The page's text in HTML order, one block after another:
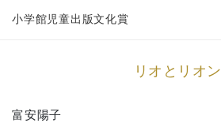
小学館児童出版文化賞
リオとリオン
富安陽子